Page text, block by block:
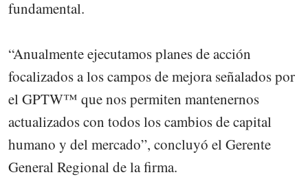
fundamental.
“Anualmente ejecutamos planes de acción
focalizados a los campos de mejora señalados por
el GPTW™ que nos permiten mantenernos
actualizados con todos los cambios de capital
humano y del mercado”, concluyó el Gerente
General Regional de la firma.